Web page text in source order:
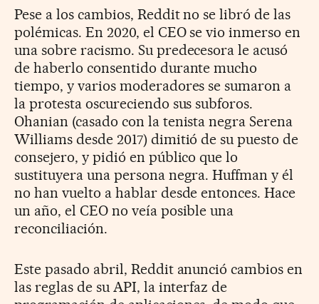
Pese a los cambios, Reddit no se libró de las
polémicas. En 2020, el CEO se vio inmerso en
una sobre racismo. Su predecesora le acusó
de haberlo consentido durante mucho
tiempo, y varios moderadores se sumaron a
la protesta oscureciendo sus subforos.
Ohanian (casado con la tenista negra Serena
Williams desde 2017) dimitió de su puesto de
consejero, y pidió en público que lo
sustituyera una persona negra. Huffman y él
no han vuelto a hablar desde entonces. Hace
un año, el CEO no veía posible una
reconciliación.
Este pasado abril, Reddit anunció cambios en
las reglas de su API, la interfaz de